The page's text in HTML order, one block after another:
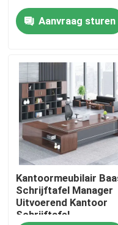
Producten
Over ons
Fabriekstocht
Kwaliteitscontrole
Aanvraag sturen
Kantoormeubilair
Schrijftafel Manager
Uitvoerend Kantoor
Schrijftafel